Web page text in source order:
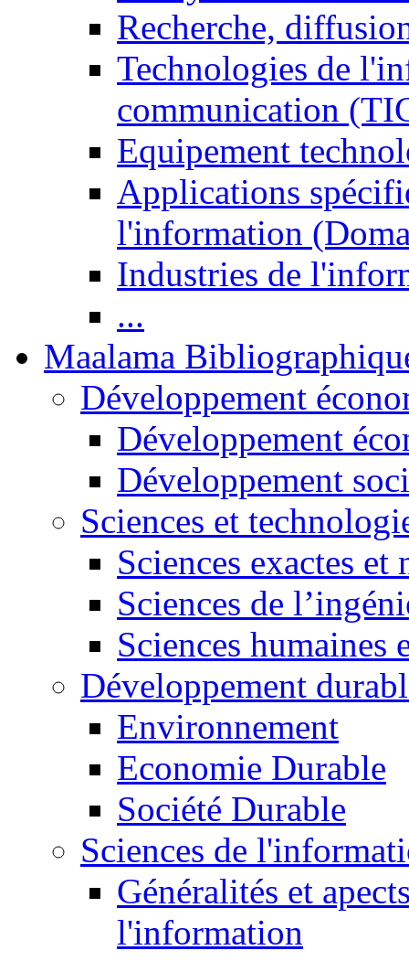
Recherche,
Technologies de
communication
Equipement
Applications
l'information
Industries de
...
Maalama
Développement
Développement
Développement
Sciences et
Sciences exactes et
Sciences de
Sciences humaines
Développement
Environnement
Economie Durable
Société Durable
Sciences de
Généralités et
l'information